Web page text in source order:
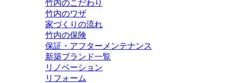
竹内のこだわり
竹内のワザ
家づくりの流れ
竹内の保険
保証・アフターメンテナンス
新築ブランド一覧
リノベーション
リフォーム